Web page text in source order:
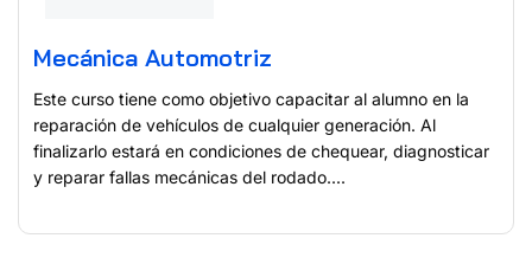
Mecánica Automotriz
Este curso tiene como objetivo capacitar al alumno en la
reparación de vehículos de cualquier generación. Al
finalizarlo estará en condiciones de chequear, diagnosticar
y reparar fallas mecánicas del rodado....